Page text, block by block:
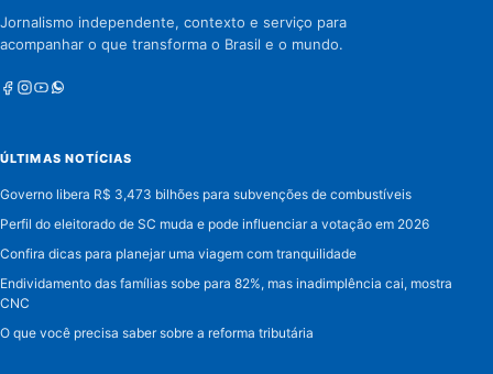
Jornalismo independente, contexto e serviço para
acompanhar o que transforma o Brasil e o mundo.
Facebook
Instagram
Youtube
Whatsapp
ÚLTIMAS NOTÍCIAS
Governo libera R$ 3,473 bilhões para subvenções de combustíveis
Perfil do eleitorado de SC muda e pode influenciar a votação em 2026
Confira dicas para planejar uma viagem com tranquilidade
Endividamento das famílias sobe para 82%, mas inadimplência cai, mostra
CNC
O que você precisa saber sobre a reforma tributária